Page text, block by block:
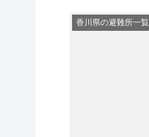
香川県の避難所一覧